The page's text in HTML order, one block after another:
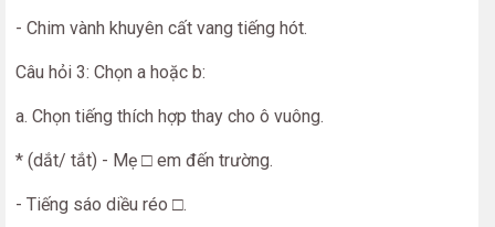
- Chim vành khuyên cất vang tiếng hót.
Câu hỏi 3: Chọn a hoặc b:
a. Chọn tiếng thích hợp thay cho ô vuông.
* (dắt/ tắt) - Mẹ □ em đến trường.
- Tiếng sáo diều réo □.